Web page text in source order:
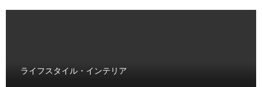
ライフスタイル・インテリア